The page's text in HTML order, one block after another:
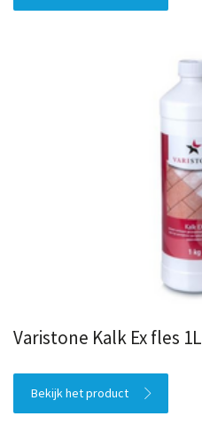
Varistone Kalk Ex fles 1L
Bekijk het product